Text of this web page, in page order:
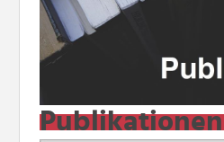
Publikationen